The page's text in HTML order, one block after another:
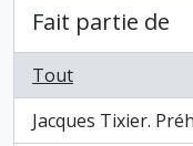
Fait partie de
Tout
Jacques Tixier.
, 322 résultats